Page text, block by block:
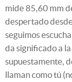
mide 85,60 mm
despertado
seguimos
da significado a
supuestamente,
llaman como tú